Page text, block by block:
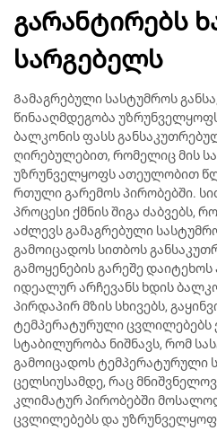
გარანტირებს
სარგებელს
Გამაგრებული სასტუმროს
წინააღმდეგობა
ბალკონის ფასს
ღირებულებით, რომელიც მის
უზრუნველყოფს ათეულობით
რთული გარემოს პირობებში.
პროცესი ქმნის შიგა ძაბვებს,
აძლევს გამაგრებული
გამოიცადოს სითბოს
გამოყენების გარეშე დაიტეხოს
იდეალურ არჩევანს ხდის
პირდაპირ მზის სხივებს,
ტემპერატურული ცვლილებებს
სტაბილურობა ნიშნავს, რომ
გამოიცადოს ტემპერატურული
ცელსიუსამდე, რაც
კლიმატურ პირობებში
ცვლილებებს და